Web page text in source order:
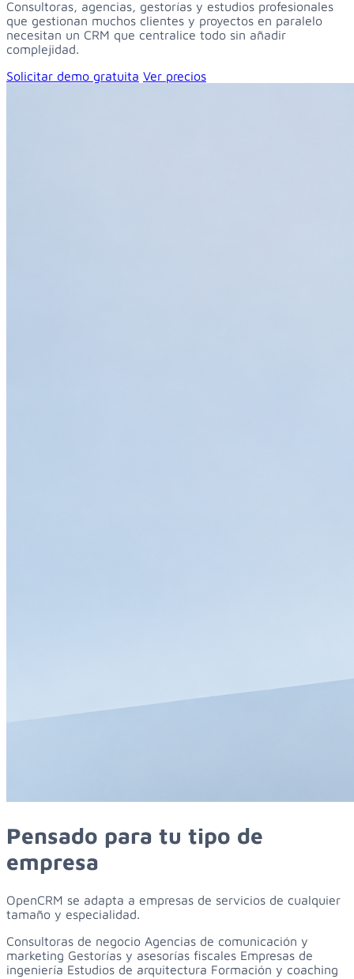
Consultoras, agencias, gestorías y estudios profesionales
que gestionan muchos clientes y proyectos en paralelo
necesitan un CRM que centralice todo sin añadir
complejidad.
Solicitar demo gratuita Ver precios
Pensado para tu tipo de
empresa
OpenCRM se adapta a empresas de servicios de cualquier
tamaño y especialidad.
Consultoras de negocio Agencias de comunicación y
marketing Gestorías y asesorías fiscales Empresas de
ingeniería Estudios de arquitectura Formación y coaching